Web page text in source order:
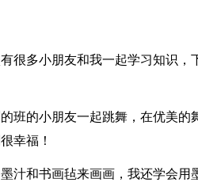
很多小朋友和我一起学习知识，
班的小朋友一起跳舞，在优美的
幸福！
汁和书画毡来画画，我还学会用